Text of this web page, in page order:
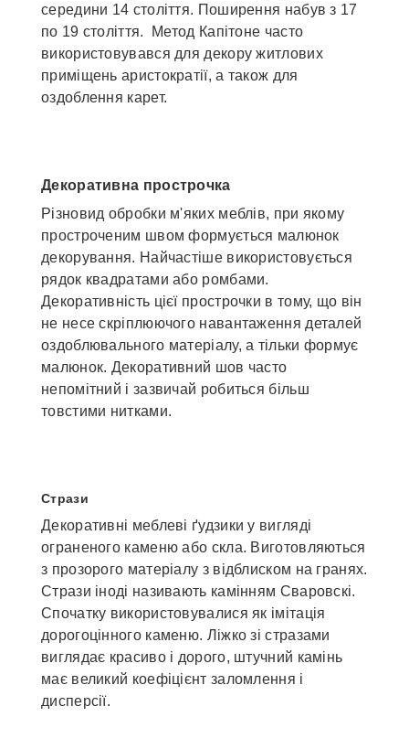
середини 14 століття. Поширення набув з 17
по 19 століття. Метод Капітоне часто
використовувався для декору житлових
приміщень аристократії, а також для
оздоблення карет.
Декоративна прострочка
Різновид обробки м'яких меблів, при якому
простроченим швом формується малюнок
декорування. Найчастіше використовується
рядок квадратами або ромбами.
Декоративність цієї прострочки в тому, що він
не несе скріплюючого навантаження деталей
оздоблювального матеріалу, а тільки формує
малюнок. Декоративний шов часто
непомітний і зазвичай робиться більш
товстими нитками.
Стрази
Декоративні меблеві ґудзики у вигляді
ограненого каменю або скла. Виготовляються
з прозорого матеріалу з відблиском на гранях.
Стрази іноді називають камінням Сваровскі.
Спочатку використовувалися як імітація
дорогоцінного каменю. Ліжко зі стразами
виглядає красиво і дорого, штучний камінь
має великий коефіцієнт заломлення і
дисперсії.